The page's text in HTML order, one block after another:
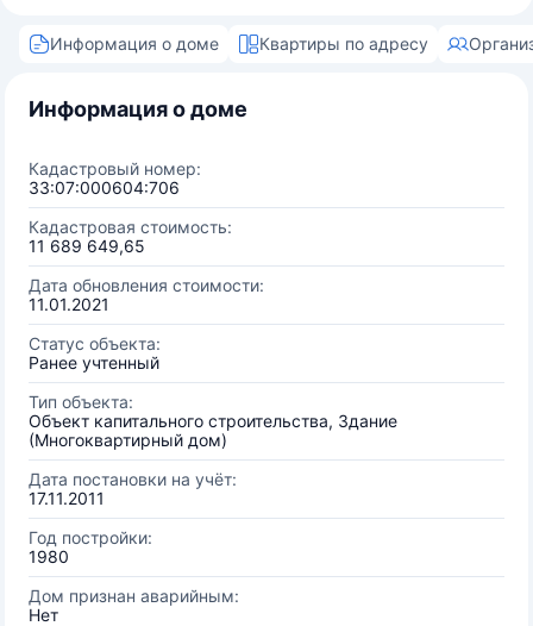
Информация о доме Квартиры по адресу
Информация о доме
Кадастровый номер:
33:07:000604:706
Кадастровая стоимость:
11 689 649,65
Дата обновления стоимости:
11.01.2021
Статус объекта:
Ранее учтенный
Тип объекта:
Объект капитального строительства, Здание
(Многоквартирный дом)
Дата постановки на учёт:
17.11.2011
Год постройки:
1980
Дом признан аварийным:
Нет